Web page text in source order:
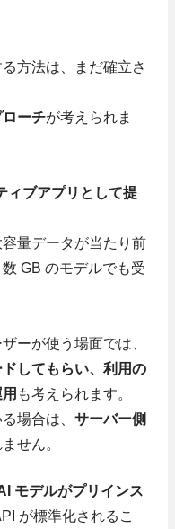
方法は、まだ確立さ
ーチが考えられま
ィブアプリとして提
量データが当たり前
GB のモデルでも受
ーが使う場面では、
してもらい、利用の
も考えられます。
場合は、 サーバー側
せん。
モデルがプリインス
が標準化されるこ